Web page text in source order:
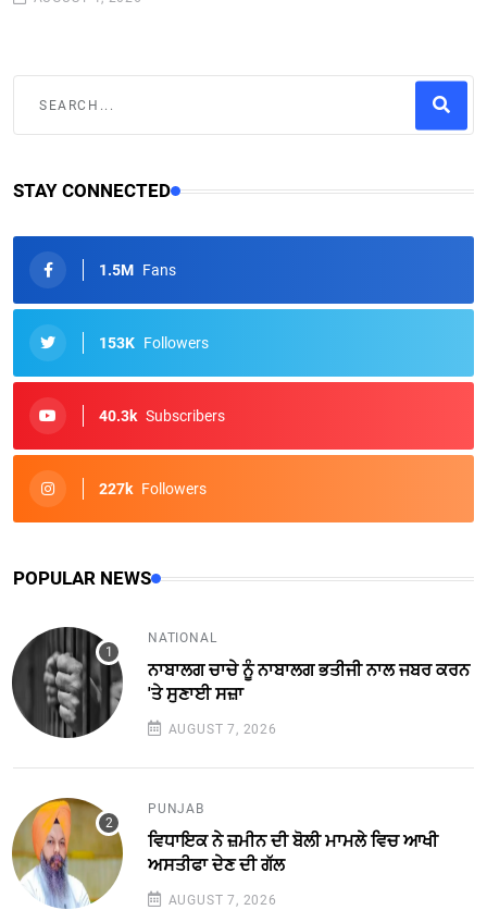
STAY CONNECTED
1.5M Fans
153K Followers
40.3k Subscribers
227k Followers
POPULAR NEWS
NATIONAL
ਨਾਬਾਲਗ ਚਾਚੇ ਨੂੰ ਨਾਬਾਲਗ ਭਤੀਜੀ ਨਾਲ ਜਬਰ ਕਰਨ
'ਤੇ ਸੁਣਾਈ ਸਜ਼ਾ
AUGUST 7, 2026
PUNJAB
ਵਿਧਾਇਕ ਨੇ ਜ਼ਮੀਨ ਦੀ ਬੋਲੀ ਮਾਮਲੇ ਵਿਚ ਆਖੀ
ਅਸਤੀਫਾ ਦੇਣ ਦੀ ਗੱਲ
AUGUST 7, 2026